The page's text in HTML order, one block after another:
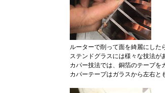
ルーターで削って面を綺麗にした
ステンドグラスには様々な技法が
カパー技法では、銅箔のテープを
カパーテープはガラスから左右と